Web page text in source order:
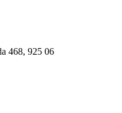
468, 925 06